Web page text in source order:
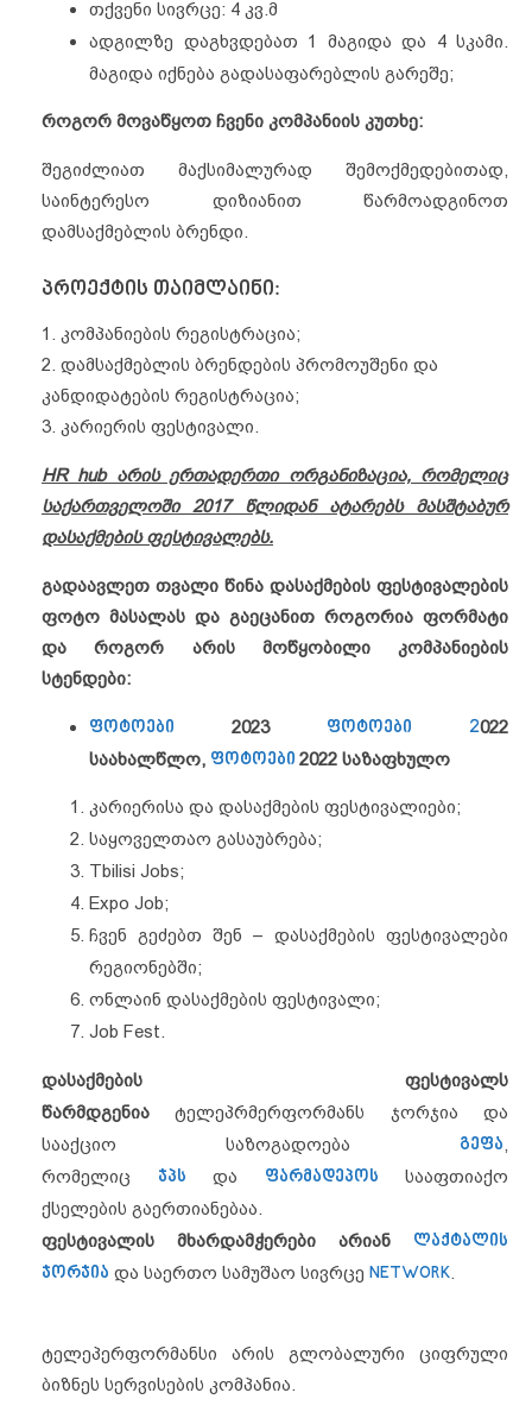
თქვენი სივრცე: 4 კვ.მ
ადგილზე დაგხვდებათ 1 მაგიდა და 4 სკამი.
მაგიდა იქნება გადასაფარებლის გარეშე;
როგორ მოვაწყოთ ჩვენი კომპანიის კუთხე:
შეგიძლიათ მაქსიმალურად შემოქმედებითად,
საინტერესო დიზიანით წარმოადგინოთ
დამსაქმებლის ბრენდი.
პროექტის თაიმლაინი:
1. კომპანიების რეგისტრაცია;
2. დამსაქმებლის ბრენდების პრომოუშენი და
კანდიდატების რეგისტრაცია;
3. კარიერის ფესტივალი.
HR hub არის ერთადერთი ორგანიზაცია, რომელიც
საქართველოში 2017 წლიდან ატარებს მასშტაბურ
დასაქმების ფესტივალებს.
გადაავლეთ თვალი წინა დასაქმების ფესტივალების
ფოტო მასალას და გაეცანით როგორია ფორმატი
და როგორ არის მოწყობილი კომპანიების
სტენდები:
ფოტოები 2023 ფოტოები 2022
საახალწლო, ფოტოები 2022 საზაფხულო
კარიერისა და დასაქმების ფესტივალიები;
საყოველთაო გასაუბრება;
Tbilisi Jobs;
Expo Job;
ჩვენ გეძებთ შენ – დასაქმების ფესტივალები
რეგიონებში;
ონლაინ დასაქმების ფესტივალი;
Job Fest.
დასაქმების ფესტივალს
წარმდგენია ტელეპრმერფორმანს ჯორჯია და
სააქციო საზოგადოება გეფა,
რომელიც ჯპს და ფარმადეპოს სააფთიაქო
ქსელების გაერთიანებაა.
ფესტივალის მხარდამჭერები არიან
ლაქტალის
ჯორჯია და საერთო სამუშაო სივრცე NETWORK.
ტელეპერფორმანსი არის გლობალური ციფრული
ბიზნეს სერვისების კომპანია.